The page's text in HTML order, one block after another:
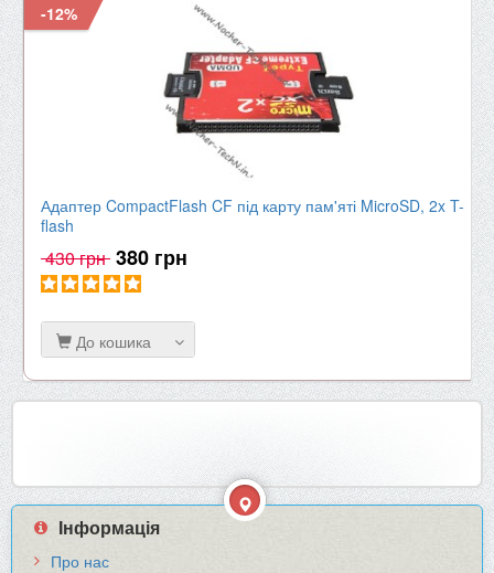
-12%
Адаптер CompactFlash CF під карту пам'яті MicroSD, 2x T-
flash
430 грн 380 грн
До кошика
Інформація
Про нас